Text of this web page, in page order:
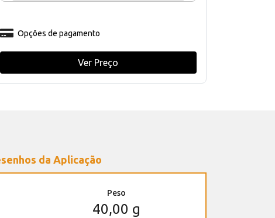
Opções de pagamento
Ver Preço
da Aplicação
Peso
40,00 g